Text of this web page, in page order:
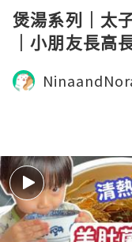
煲湯系列｜太
｜小朋友長高
飲｜日常飲用湯